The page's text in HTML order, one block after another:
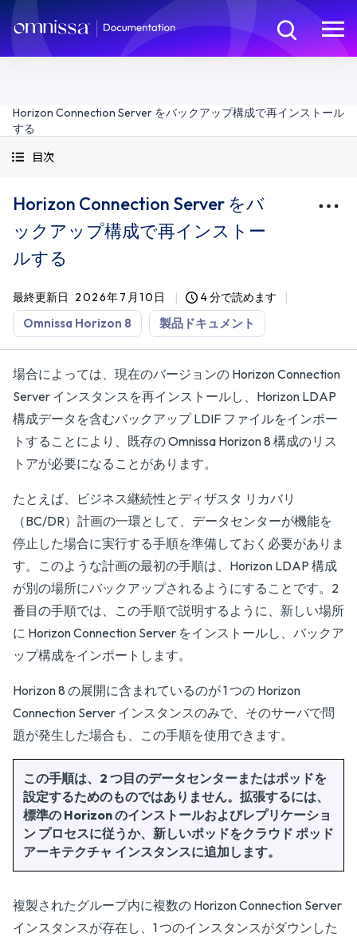
Horizon Connection Server をバックアップ構成で再インストール
する
目次
Horizon Connection Server をバ
ックアップ構成で再インストー
ルする
最終更新日 2026年7月10日 4 分で読めます
Omnissa Horizon 8 製品ドキュメント
場合によっては、現在のバージョンの Horizon Connection
Server インスタンスを再インストールし、Horizon LDAP
構成データを含むバックアップ LDIF ファイルをインポー
トすることにより、既存の Omnissa Horizon 8 構成のリス
トアが必要になることがあります。
たとえば、ビジネス継続性とディザスタ リカバリ
（BC/DR）計画の一環として、データセンターが機能を
停止した場合に実行する手順を準備しておく必要がありま
す。このような計画の最初の手順は、Horizon LDAP 構成
が別の場所にバックアップされるようにすることです。2
番目の手順では、この手順で説明するように、新しい場所
に Horizon Connection Server をインストールし、バックア
ップ構成をインポートします。
Horizon 8 の展開に含まれているのが 1 つの Horizon
Connection Server インスタンスのみで、そのサーバで問
題が発生した場合も、この手順を使用できます。
この手順は、2 つ目のデータセンターまたはポッドを
設定するためのものではありません。拡張するには、
標準の Horizon のインストールおよびレプリケーショ
ン プロセスに従うか、新しいポッドをクラウド ポッド
アーキテクチャ インスタンスに追加します。
複製されたグループ内に複数の Horizon Connection Server
インスタンスが存在し、1 つのインスタンスがダウンした